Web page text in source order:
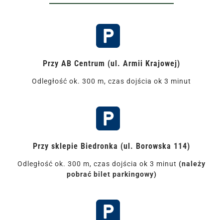
Przy AB Centrum (ul. Armii Krajowej)
Odległość ok. 300 m, czas dojścia ok 3 minut
Przy sklepie Biedronka (ul. Borowska 114)
Odległość ok. 300 m, czas dojścia ok 3 minut (należy
pobrać bilet parkingowy)